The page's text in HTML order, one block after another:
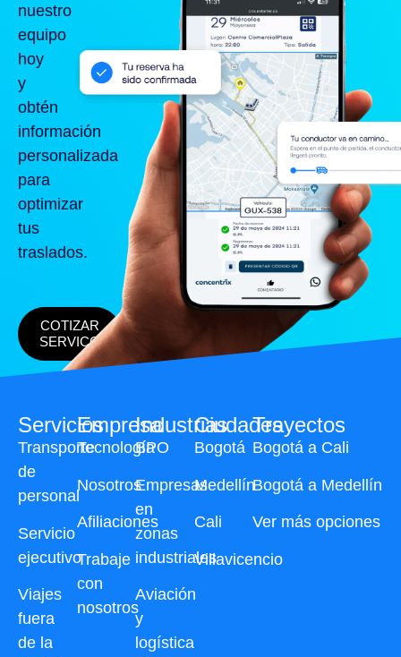
nuestro
equipo
hoy
y
obtén
información
personalizada
para
optimizar
tus
traslados.
COTIZAR
SERVICO
Servicios
Transporte
de
personal
Servicio
ejecutivo
Viajes
fuera
de la
Industrias
BPO
Empresas
en
zonas
industriales
Aviación
y
logística
Ciudades
Bogotá
Medellín
Cali
Villavicencio
Trayectos
Bogotá a Cali
Bogotá a Medellín
Ver más opciones
Empresa
Tecnología
Nosotros
Afiliaciones
Trabaje
con
nosotros